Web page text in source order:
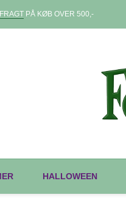
PÅ KØB OVER 500,-
HALLOWEEN